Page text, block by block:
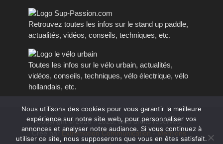
Retrouvez toutes les infos sur le stand up paddle,
actualités, vidéos, conseils, techniques, etc.
Toutes les infos sur le vélo urbain, actualités,
vidéos, conseils, techniques, vélo électrique, vélo
hollandais, etc.
Copyright © 2016 - 2023, tous droits réservés.
Créé par Extremotion Communication-Mentions
Nous utilisons des cookies pour vous garantir la meilleure
expérience sur notre site web, pour personnaliser vos
annonces et analyser notre audiance. Si vous continuez à
utiliser ce site, nous supposerons que vous en êtes satisfait.